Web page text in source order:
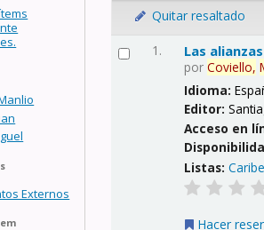
Externos
Quitar resaltado
1. Las
porCoviello,
Idioma:
Editor:
Acceso en
Listas:
Hacer